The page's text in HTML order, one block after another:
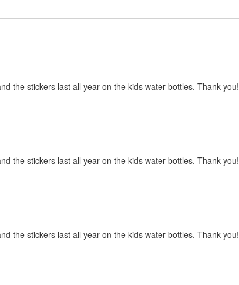
the stickers last all year on the kids water bottles. Thank you!
the stickers last all year on the kids water bottles. Thank you!
the stickers last all year on the kids water bottles. Thank you!